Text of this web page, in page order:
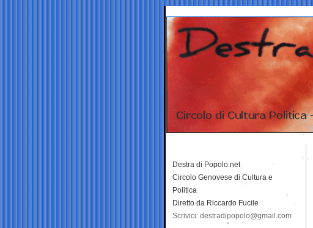
Destra di Popolo.net
Circolo Genovese di Cultura e
Politica
Diretto da Riccardo Fucile
Scrivici: destradipopolo@gmail.com